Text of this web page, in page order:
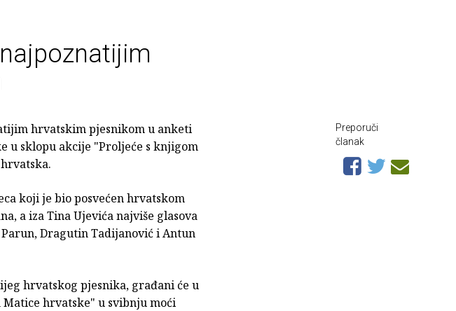
hrvatskim pjesnikom u anketi
u sklopu akcije "Proljeće s knjigom
koji je bio posvećen hrvatskom
a iza Tina Ujevića najviše glasova
Parun, Dragutin Tadijanović i Antun
hrvatskog pjesnika, građani će u
hrvatske" u svibnju moći
Preporuči
članak